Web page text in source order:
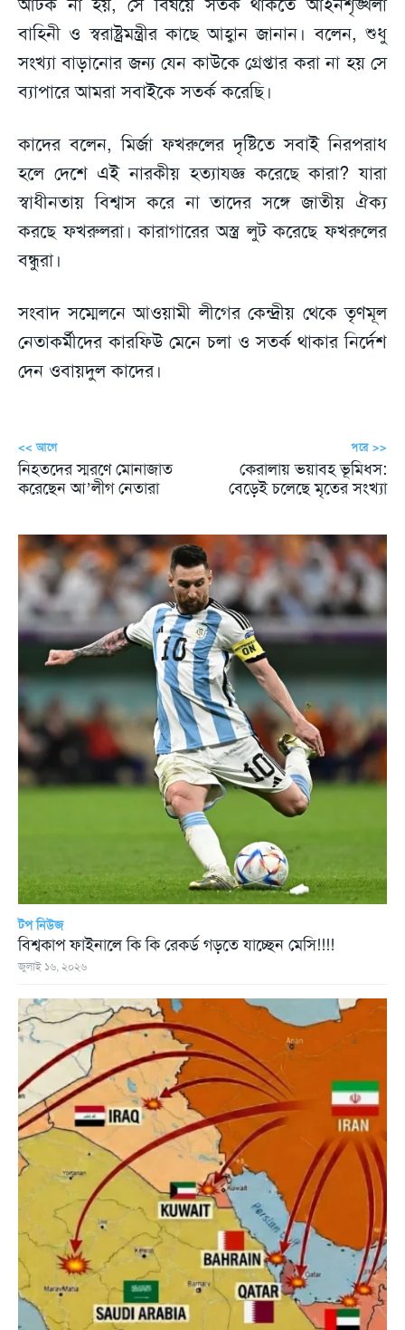
বাহিনী ও স্বরাষ্ট্রমন্ত্রীর কাছে আহ্বান জানান। বলেন, শুধু
সংখ্যা বাড়ানোর জন্য যেন কাউকে গ্রেপ্তার করা না হয় সে
ব্যাপারে আমরা সবাইকে সতর্ক করেছি।
কাদের বলেন, মির্জা ফখরুলের দৃষ্টিতে সবাই নিরপরাধ
হলে দেশে এই নারকীয় হত্যাযজ্ঞ করেছে কারা? যারা
স্বাধীনতায় বিশ্বাস করে না তাদের সঙ্গে জাতীয় ঐক্য
করছে ফখরুলরা। কারাগারের অস্ত্র লুট করেছে ফখরুলের
বন্ধুরা।
সংবাদ সম্মেলনে আওয়ামী লীগের কেন্দ্রীয় থেকে তৃণমূল
নেতাকর্মীদের কারফিউ মেনে চলা ও সতর্ক থাকার নির্দেশ
দেন ওবায়দুল কাদের।
<< আগে
নিহতদের স্মরণে মোনাজাত
করেছেন আ’লীগ নেতারা
পরে >>
কেরালায় ভয়াবহ ভূমিধস:
বেড়েই চলেছে মৃতের সংখ্যা
টপ নিউজ
বিশ্বকাপ ফাইনালে কি কি রেকর্ড গড়তে যাচ্ছেন মেসি!!!!
জুলাই ১৬, ২০২৬